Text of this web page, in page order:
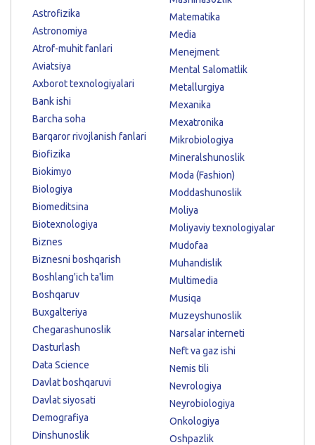
Astrofizika
Astronomiya
Atrof-muhit fanlari
Aviatsiya
Axborot texnologiyalari
Bank ishi
Barcha soha
Barqaror rivojlanish fanlari
Biofizika
Biokimyo
Biologiya
Biomeditsina
Biotexnologiya
Biznes
Biznesni boshqarish
Boshlang'ich ta'lim
Boshqaruv
Buxgalteriya
Chegarashunoslik
Dasturlash
Data Science
Davlat boshqaruvi
Davlat siyosati
Demografiya
Dinshunoslik
Matematika
Media
Menejment
Mental Salomatlik
Metallurgiya
Mexanika
Mexatronika
Mikrobiologiya
Mineralshunoslik
Moda (Fashion)
Moddashunoslik
Moliya
Moliyaviy texnologiyalar
Mudofaa
Muhandislik
Multimedia
Musiqa
Muzeyshunoslik
Narsalar interneti
Neft va gaz ishi
Nemis tili
Nevrologiya
Neyrobiologiya
Onkologiya
Oshpazlik